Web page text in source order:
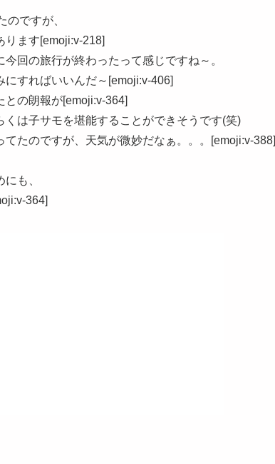
ですが、
ります[emoji:v-218]
回の旅行が終わったって感じですね～。
すればいいんだ～[emoji:v-406]
の朗報が[emoji:v-364]
は子サモを堪能することができそうです(笑)
たのですが、天気が微妙だなぁ。。。[emoji:v-388]
も、
364]